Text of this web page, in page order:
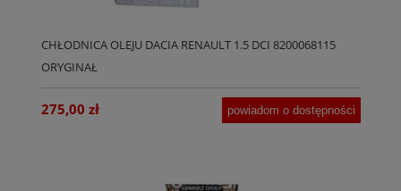
CHŁODNICA OLEJU DACIA RENAULT 1.5 DCI 8200068115
ORYGINAŁ
275,00 zł powiadom o dostępności